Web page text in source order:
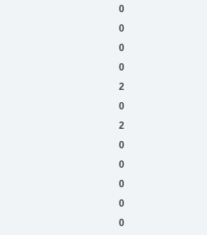
0
0
0
0
2
0
2
0
0
0
0
0